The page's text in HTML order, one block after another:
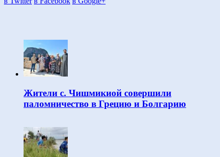
Жители с. Чишмикиой совершили
паломничество в Грецию и Болгарию